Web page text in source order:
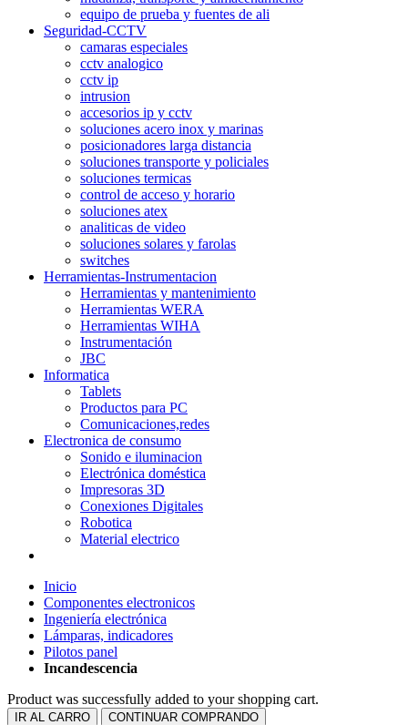
equipo de prueba y fuentes de ali
Seguridad-CCTV
camaras especiales
cctv analogico
cctv ip
intrusion
accesorios ip y cctv
soluciones acero inox y marinas
posicionadores larga distancia
soluciones transporte y policiales
soluciones termicas
control de acceso y horario
soluciones atex
analiticas de video
soluciones solares y farolas
switches
Herramientas-Instrumentacion
Herramientas y mantenimiento
Herramientas WERA
Herramientas WIHA
Instrumentación
JBC
Informatica
Tablets
Productos para PC
Comunicaciones,redes
Electronica de consumo
Sonido e iluminacion
Electrónica doméstica
Impresoras 3D
Conexiones Digitales
Robotica
Material electrico
Inicio
Componentes electronicos
Ingeniería electrónica
Lámparas, indicadores
Pilotos panel
Incandescencia
Product was successfully added to your shopping cart.
IR AL CARRO CONTINUAR COMPRANDO